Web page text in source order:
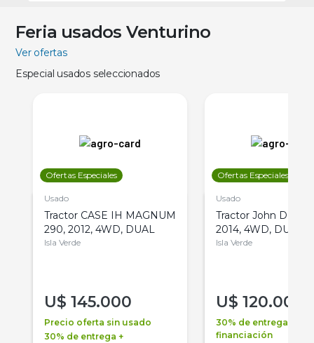
Feria usados Venturino
Ver ofertas
Especial usados seleccionados
Ofertas Especiales
Usado
Tractor CASE IH MAGNUM
290, 2012, 4WD, DUAL
Isla Verde
U$ 145.000
Precio oferta sin usado
30% de entrega +
Ofertas Especiales
Usado
Tractor John Deere
2014, 4WD, DUAL
Isla Verde
U$ 120.000
30% de entrega +
financiación